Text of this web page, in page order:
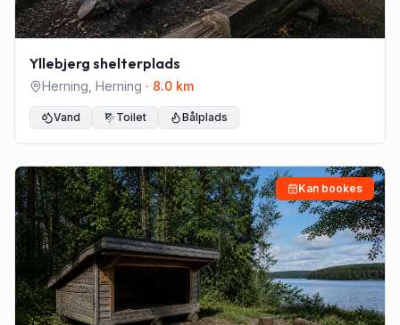
Yllebjerg shelterplads
Herning Herning · 8.0 km
Vand Toilet Bålplads
Kan bookes